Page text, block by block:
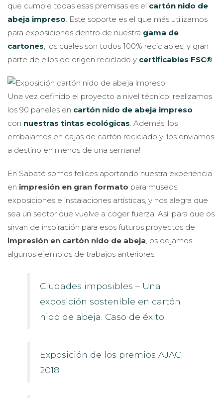
que cumple todas esas premisas es el cartón nido de
abeja impreso . Este soporte es el que más utilizamos
para exposiciones dentro de nuestra gama de
cartones , los cuales son todos 100% reciclables, y gran
parte de ellos de origen reciclado y certificables FSC®
Una vez definido el proyecto a nivel técnico, realizamos
los 90 paneles en cartón nido de abeja impreso
con nuestras tintas ecológicas . Además, los
embalamos en cajas de cartón reciclado y ¡los enviamos
a destino en menos de una semana!
En Sabaté somos felices aportando nuestra experiencia
en impresión en gran formato para museos,
exposiciones e instalaciones artísticas, y nos alegra que
sea un sector que vuelve a coger fuerza. Así, para que os
sirvan de inspiración para esos futuros proyectos de
impresión en cartón nido de abeja , os dejamos
algunos ejemplos de trabajos anteriores:
Ciudades imposibles – Una
exposición sostenible en cartón
nido de abeja. Caso de éxito.
Exposición de los premios AJAC
2018